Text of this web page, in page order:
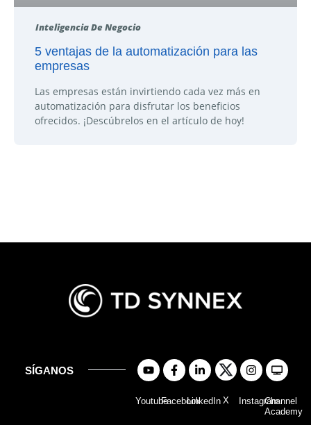
Inteligencia De Negocio
5 ventajas de la automatización para las
empresas
Las empresas están invirtiendo cada vez más en
automatización para disfrutar los beneficios
ofrecidos. ¡Descúbrelos en el artículo de hoy!
SÍGANOS
YoutubeFacebookLinkedIn X InstagramChannel
Academy